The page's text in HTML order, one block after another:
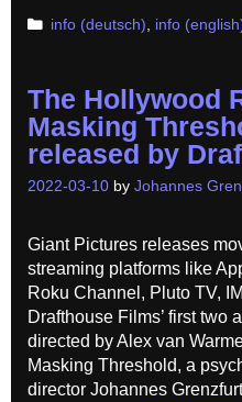
Categories
info (deutsch) info
The Hollywood
Masking
released by
2022-03-10 by Johannes
Giant Pictures releases
streaming platforms like
Roku Channel, Pluto TV,
Drafthouse Films’ first two
directed by Alex van
Masking Threshold, a
director Johannes